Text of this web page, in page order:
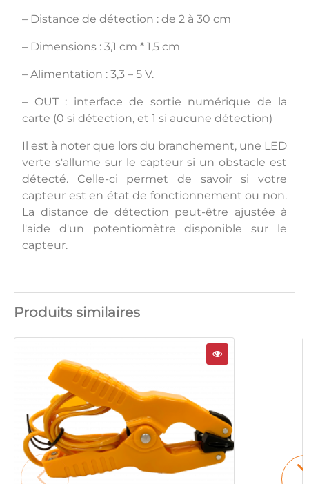
– Distance de détection : de 2 à 30 cm
– Dimensions : 3,1 cm * 1,5 cm
– Alimentation : 3,3 – 5 V.
– OUT : interface de sortie numérique de la
carte (0 si détection, et 1 si aucune détection)
Il est à noter que lors du branchement, une LED
verte s'allume sur le capteur si un obstacle est
détecté. Celle-ci permet de savoir si votre
capteur est en état de fonctionnement ou non.
La distance de détection peut-être ajustée à
l'aide d'un potentiomètre disponible sur le
capteur.
Produits similaires